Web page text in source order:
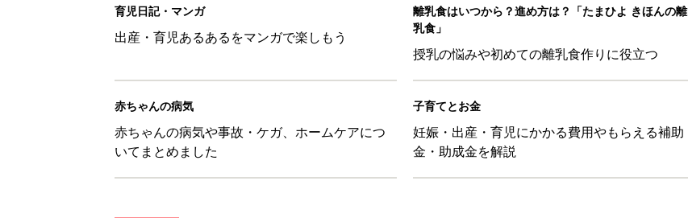
育児日記・マンガ
出産・育児あるあるをマンガで楽しもう
離乳食はいつから？進め方は？「たまひよ きほんの離
乳食」
授乳の悩みや初めての離乳食作りに役立つ
赤ちゃんの病気
赤ちゃんの病気や事故・ケガ、ホームケアにつ
いてまとめました
子育てとお金
妊娠・出産・育児にかかる費用やもらえる補助
金・助成金を解説